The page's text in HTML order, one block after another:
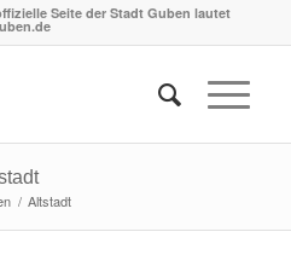
Seite der Stadt Guben lautet
/ Altstadt